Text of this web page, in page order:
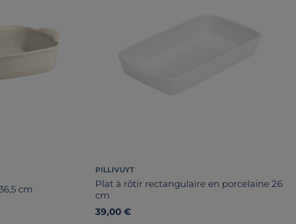
cm
PILLIVUYT
Plat à rôtir rectangulaire en porcelaine 26
cm
39,00 €